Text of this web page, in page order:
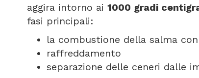
aggira intorno ai 1000 gradi
fasi principali:
la combustione della salma
raffreddamento
separazione delle ceneri dalle